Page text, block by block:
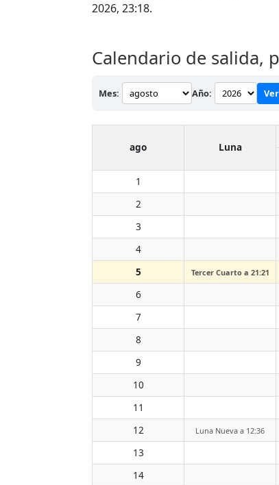
2026, 23:18.
Calendario de salida,
Mes: Año:
ago Luna
1
2
3
4
5
Tercer Cuarto a 21:21
6
7
8
9
10
11
12
Luna Nueva a 12:36
13
14